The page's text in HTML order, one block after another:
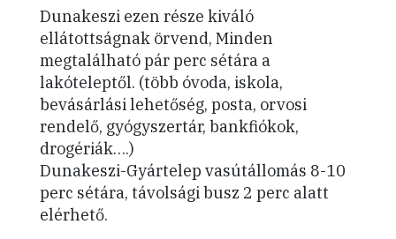
Dunakeszi ezen része kiváló
ellátottságnak örvend, Minden
megtalálható pár perc sétára a
lakóteleptől. (több óvoda, iskola,
bevásárlási lehetőség, posta, orvosi
rendelő, gyógyszertár, bankfiókok,
drogériák….)
Dunakeszi-Gyártelep vasútállomás 8-10
perc sétára, távolsági busz 2 perc alatt
elérhető.